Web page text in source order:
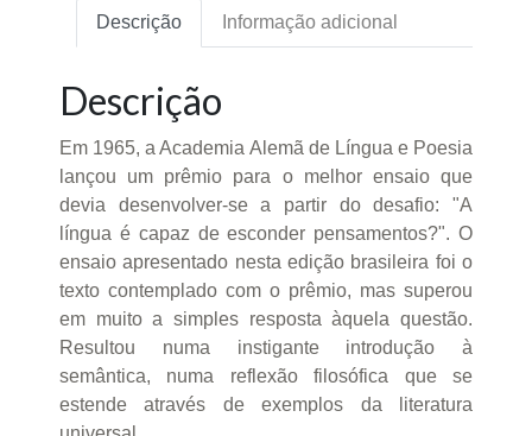
Descrição Informação adicional
Descrição
Em 1965, a Academia Alemã de Língua e Poesia
lançou um prêmio para o melhor ensaio que
devia desenvolver-se a partir do desafio: "A
língua é capaz de esconder pensamentos?". O
ensaio apresentado nesta edição brasileira foi o
texto contemplado com o prêmio, mas superou
em muito a simples resposta àquela questão.
Resultou numa instigante introdução à
semântica, numa reflexão filosófica que se
estende através de exemplos da literatura